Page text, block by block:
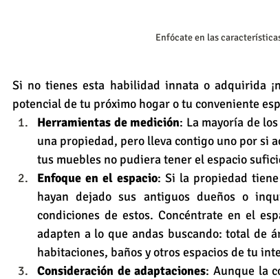
Enfócate en las
Si no tienes esta habilidad innata o adquirida
potencial de tu próximo hogar o tu conveniente
Herramientas de medición: La mayoría de
una propiedad, pero lleva contigo uno por si
tus muebles no pudiera tener el espacio
Enfoque en el espacio: Si la propiedad
hayan dejado sus antiguos dueños o
condiciones de estos. Concéntrate en el
adapten a lo que andas buscando: total de
habitaciones, baños y otros espacios de tu
Consideración de adaptaciones: Aunque la